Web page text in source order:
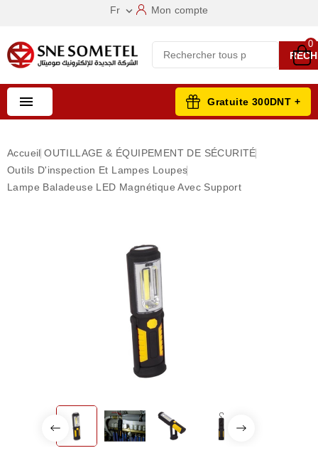
Fr  Mon compte
0
 Gratuite 300DNT +
Accueil OUTILLAGE & ÉQUIPEMENT DE SÉCURITÉ
Outils D'inspection Et Lampes Loupes
Lampe Baladeuse LED Magnétique Avec Support